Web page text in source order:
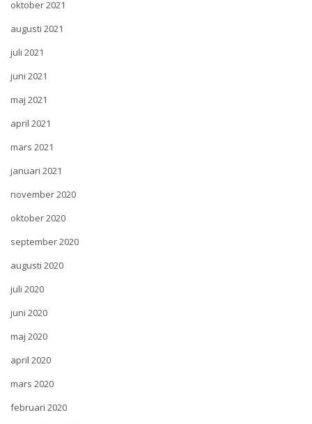
oktober 2021
augusti 2021
juli 2021
juni 2021
maj 2021
april 2021
mars 2021
januari 2021
november 2020
oktober 2020
september 2020
augusti 2020
juli 2020
juni 2020
maj 2020
april 2020
mars 2020
februari 2020